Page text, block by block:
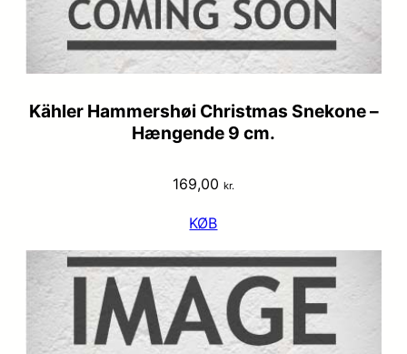
Kähler Hammershøi Christmas Snekone –
Hængende 9 cm.
169,00 kr.
KØB